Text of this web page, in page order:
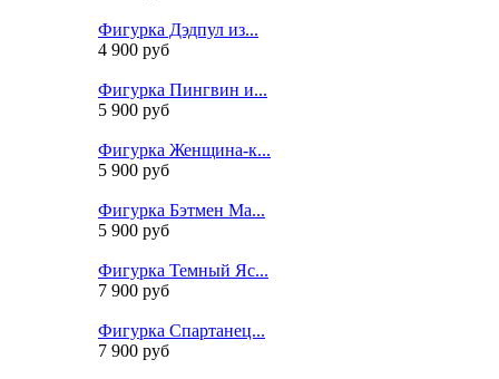
Фигурка Дэдпул из...
4 900 руб
Фигурка Пингвин и...
5 900 руб
Фигурка Женщина-к...
5 900 руб
Фигурка Бэтмен Ма...
5 900 руб
Фигурка Темный Яс...
7 900 руб
Фигурка Спартанец...
7 900 руб